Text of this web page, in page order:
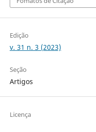
Edição
v. 31 n. 3 (2023)
Seção
Artigos
Licença